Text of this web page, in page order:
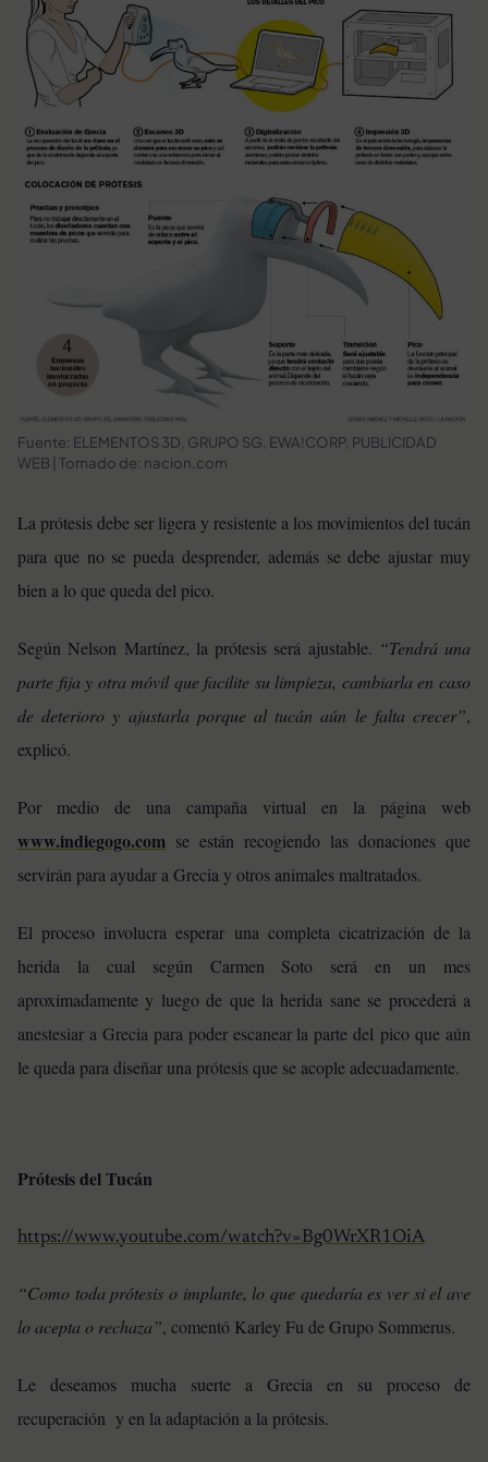
Fuente: ELEMENTOS 3D, GRUPO SG, EWA!CORP, PUBLICIDAD
WEB | Tomado de: nacion.com
La prótesis debe ser ligera y resistente a los movimientos del tucán
para que no se pueda desprender, además se debe ajustar muy
bien a lo que queda del pico.
Según Nelson Martínez, la prótesis será ajustable. “Tendrá una
parte fija y otra móvil que facilite su limpieza, cambiarla en caso
de deterioro y ajustarla porque al tucán aún le falta crecer”,
explicó.
Por medio de una campaña virtual en la página web
www.indiegogo.com se están recogiendo las donaciones que
servirán para ayudar a Grecia y otros animales maltratados.
El proceso involucra esperar una completa cicatrización de la
herida la cual según Carmen Soto será en un mes
aproximadamente y luego de que la herida sane se procederá a
anestesiar a Grecia para poder escanear la parte del pico que aún
le queda para diseñar una prótesis que se acople adecuadamente.
Prótesis del Tucán
https://www.youtube.com/watch?v=Bg0WrXR1OiA
“Como toda prótesis o implante, lo que quedaría es ver si el ave
lo acepta o rechaza”, comentó Karley Fu de Grupo Sommerus.
Le deseamos mucha suerte a Grecia en su proceso de
recuperación y en la adaptación a la prótesis.